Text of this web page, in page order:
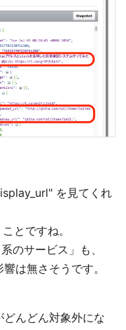
を見てくれ
とですね。
のサービス」も、
は無さそうです。
んどん対象外にな